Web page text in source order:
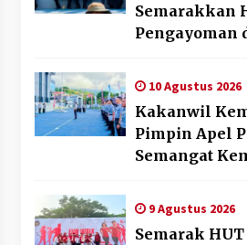
Semarakkan Hari
Pengayoman
Gawang Mini
10 Agustus 2026
Kakanwil
Pimpin Apel
Semangat
Publik
9 Agustus 2026
Semarak HUT